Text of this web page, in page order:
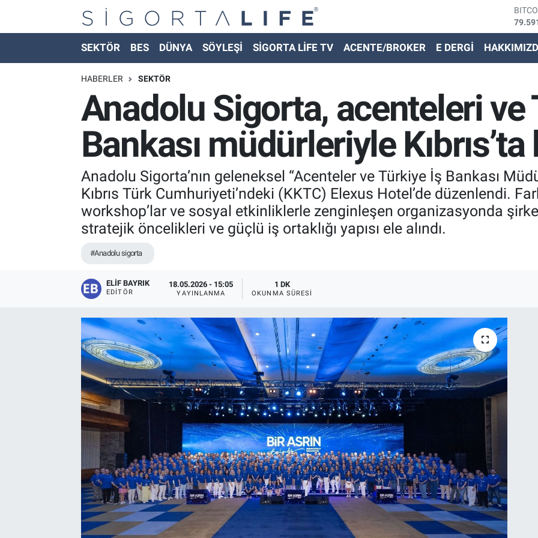
EURO
SEKTÖR BES DÜNYA SÖYLEŞİ SİGORTA LİFE TV ACENTE/BROKER E DERGİ
HABERLER SEKTÖR
Anadolu Sigorta, acenteleri ve
Bankası müdürleriyle
Anadolu Sigorta’nın geleneksel “Acenteler ve Türkiye İş Bankası
Kıbrıs Türk Cumhuriyeti’ndeki (KKTC) Elexus Hotel’de düzenlendi.
workshop’lar ve sosyal etkinliklerle zenginleşen organizasyonda
stratejik öncelikleri ve güçlü iş ortaklığı yapısı ele alındı.
#Anadolu sigorta
ELIF BAYRIK
EDITÖR
18.05.2026 - 15:05
YAYINLANMA
1 DK
OKUNMA SÜRESI
Nöbetçi Eczaneler
Hava Durumu
Namaz Vakitleri
Trafik Durumu
Süper Lig Puan Durumu ve Fikstür
Tüm Manşetler
Son Dakika Haberleri